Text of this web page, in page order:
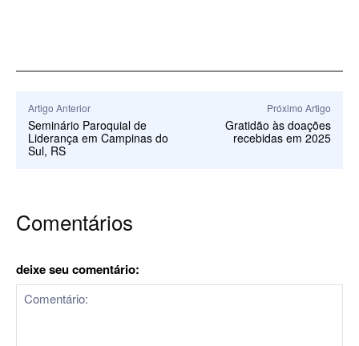
Artigo Anterior
Seminário Paroquial de
Liderança em Campinas do
Sul, RS
Próximo Artigo
Gratidão às doações
recebidas em 2025
Comentários
deixe seu comentário: